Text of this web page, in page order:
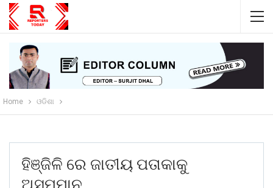
Home ଓଡିଶା
ହିଞ୍ଜିଳି ରେ ଜାତୀୟ ପତାକାକୁ